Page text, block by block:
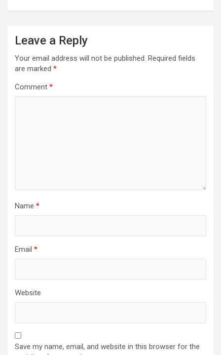
Leave a Reply
Your email address will not be published. Required fields
are marked *
Comment *
Name *
Email *
Website
Save my name, email, and website in this browser for the